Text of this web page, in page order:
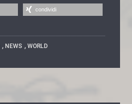
condividi
, NEWS , WORLD